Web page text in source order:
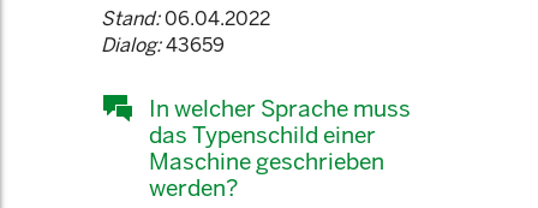
Stand:06.04.2022
Dialog:43659
In welcher Sprache muss
das Typenschild einer
Maschine geschrieben
werden?